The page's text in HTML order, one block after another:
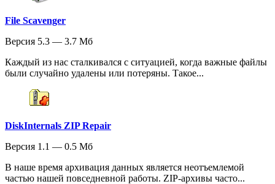
File Scavenger
Версия 5.3 — 3.7 Мб
Каждый из нас сталкивался с ситуацией, когда важные файлы
были случайно удалены или потеряны. Такое...
DiskInternals ZIP Repair
Версия 1.1 — 0.5 Мб
В наше время архивация данных является неотъемлемой
частью нашей повседневной работы. ZIP-архивы часто...